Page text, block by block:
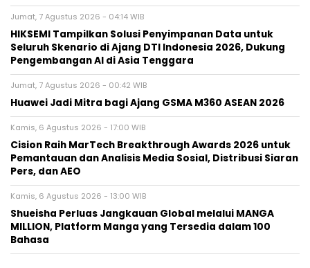
Jumat, 7 Agustus 2026 - 04:14 WIB
HIKSEMI Tampilkan Solusi Penyimpanan Data untuk
Seluruh Skenario di Ajang DTI Indonesia 2026, Dukung
Pengembangan AI di Asia Tenggara
Jumat, 7 Agustus 2026 - 00:42 WIB
Huawei Jadi Mitra bagi Ajang GSMA M360 ASEAN 2026
Kamis, 6 Agustus 2026 - 17:00 WIB
Cision Raih MarTech Breakthrough Awards 2026 untuk
Pemantauan dan Analisis Media Sosial, Distribusi Siaran
Pers, dan AEO
Kamis, 6 Agustus 2026 - 13:00 WIB
Shueisha Perluas Jangkauan Global melalui MANGA
MILLION, Platform Manga yang Tersedia dalam 100
Bahasa